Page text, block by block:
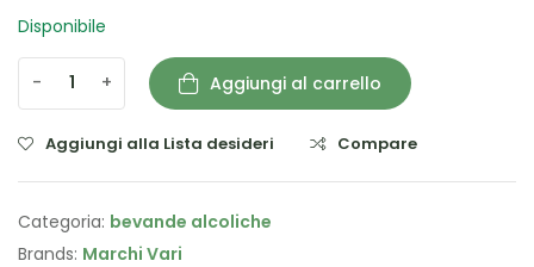
Disponibile
- + Aggiungi al carrello
Aggiungi alla Lista desideri Compare
Categoria: bevande alcoliche
Brands: Marchi Vari